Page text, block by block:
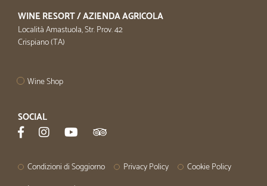
WINE RESORT / AZIENDA AGRICOLA
Località Amastuola, Str. Prov. 42
Crispiano (TA)
Wine Shop
SOCIAL
Condizioni di Soggiorno Privacy Policy
Cookie Policy